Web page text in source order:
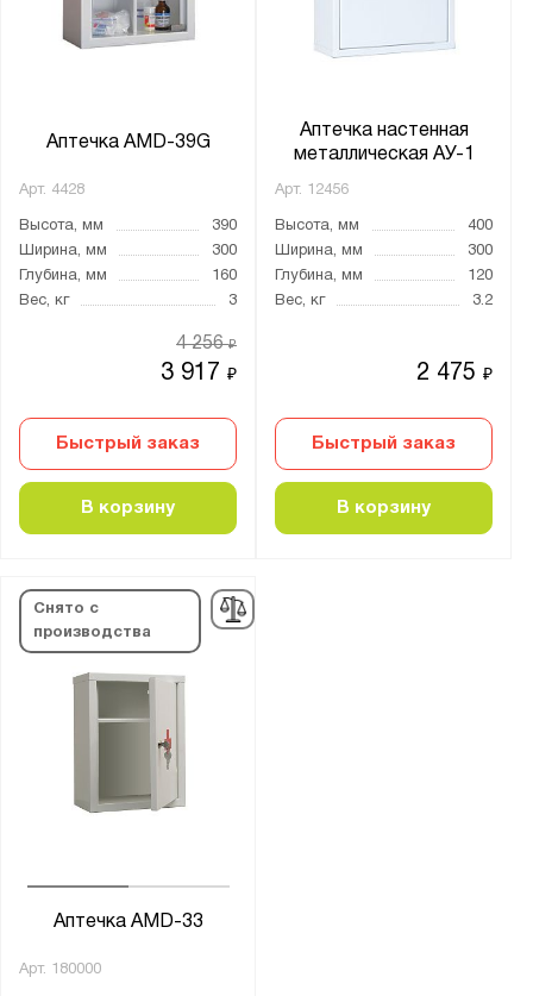
Аптечка AMD-39G
Арт. 4428
Высота, мм
390
Ширина, мм
300
Глубина, мм
160
Вес, кг
3
3 917₽
4 256₽
Быстрый заказ
В корзину
Аптечка настенная
металлическая АУ-1
Арт. 12456
Высота, мм
400
Ширина, мм
300
Глубина, мм
120
Вес, кг
3.2
2 475₽
Быстрый заказ
В корзину
Снято с
производства
Аптечка AMD-33
Арт. 180000
Производитель:
Промет
Бренд:
Практик
Серия:
Показать Сбросить